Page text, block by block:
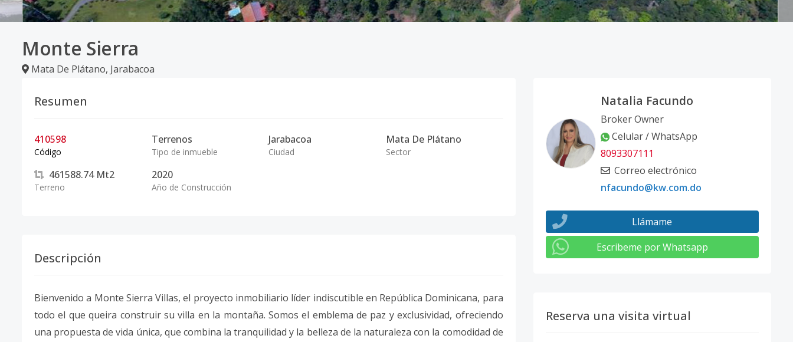
Monte Sierra
Mata De Plátano, Jarabacoa
Resumen
410598
Código
Terrenos
Tipo de inmueble
Jarabacoa
Ciudad
Mata De Plátano
Sector
461588.74 Mt2
Terreno
2020
Año de Construcción
Descripción
Bienvenido a Monte Sierra Villas, el proyecto inmobiliario líder indiscutible en República Dominicana, para
todo el que queira construir su villa en la montaña. Somos el emblema de paz y exclusividad, ofreciendo
una propuesta de vida única, que combina la tranquilidad y la belleza de la naturaleza con la comodidad de
Natalia Facundo
Broker Owner
Celular / WhatsApp
8093307111
Correo electrónico
nfacundo@kw.com.do
Llámame
Escribeme por Whatsapp
Reserva una visita virtual